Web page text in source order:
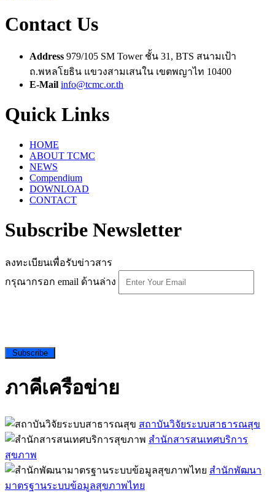
Contact Us
Address 979/105 SM Tower ชั้น 31, BTS สนามเป้า
ถ.พหลโยธิน แขวงสามเสนใน เขตพญาไท 10400
E-Mail info@tcmc.or.th
Quick Links
HOME
ABOUT TCMC
NEWS
Compendium
DOWNLOAD
CONTACT
Subscribe Newsletter
ลงทะเบียนเพื่อรับข่าวสาร
กรุณากรอก email ด้านล่าง
Subscribe
ภาคีเครือข่าย
สถาบันวิจัยระบบสาธารณสุข
สำนักสารสนเทศบริการ
สุขภาพ
สำนักพัฒนา
มาตรฐานระบบข้อมูลสุขภาพไทย